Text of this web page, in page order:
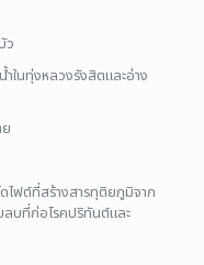
ว
ำในทุ่งหลวงรังสิตและอ่าง
ไฟต์ที่สร้างสารทุติยภูมิจาก
ลบที่ก่อโรคปริทันต์และ